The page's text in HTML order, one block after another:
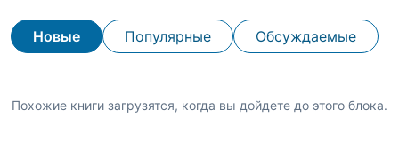
Новые Популярные Обсуждаемые
Похожие книги загрузятся, когда вы дойдете до этого блока.